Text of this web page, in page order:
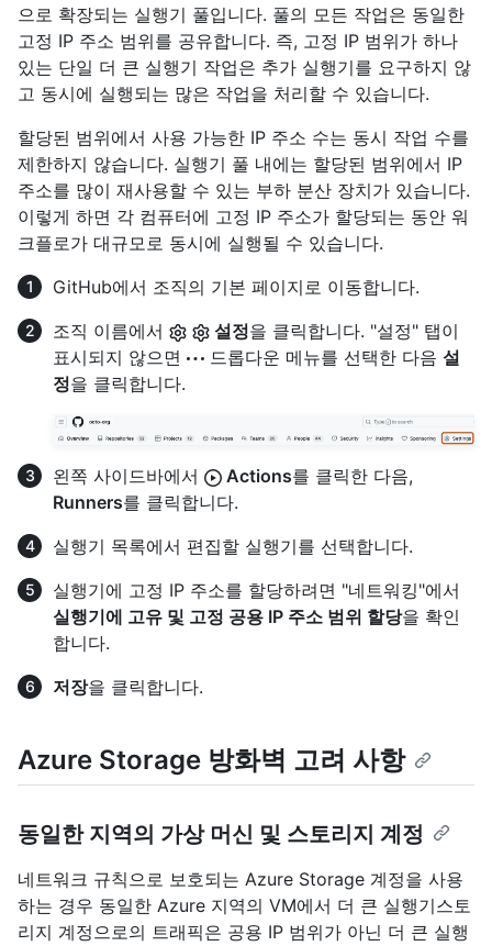
으로 확장되는 실행기 풀입니다. 풀의 모든 작업은 동일한
고정 IP 주소 범위를 공유합니다. 즉, 고정 IP 범위가 하나
있는 단일 더 큰 실행기 작업은 추가 실행기를 요구하지 않
고 동시에 실행되는 많은 작업을 처리할 수 있습니다.
할당된 범위에서 사용 가능한 IP 주소 수는 동시 작업 수를
제한하지 않습니다. 실행기 풀 내에는 할당된 범위에서 IP
주소를 많이 재사용할 수 있는 부하 분산 장치가 있습니다.
이렇게 하면 각 컴퓨터에 고정 IP 주소가 할당되는 동안 워
크플로가 대규모로 동시에 실행될 수 있습니다.
GitHub에서 조직의 기본 페이지로 이동합니다.
조직 이름에서
설정을 클릭합니다. "설정" 탭이
표시되지 않으면
드롭다운 메뉴를 선택한 다음 설
정을 클릭합니다.
왼쪽 사이드바에서 Actions를 클릭한 다음,
Runners를 클릭합니다.
실행기 목록에서 편집할 실행기를 선택합니다.
실행기에 고정 IP 주소를 할당하려면 "네트워킹"에서
실행기에 고유 및 고정 공용 IP 주소 범위 할당을 확인
합니다.
저장을 클릭합니다.
Azure Storage 방화벽 고려 사항
동일한 지역의 가상 머신 및 스토리지 계정
네트워크 규칙으로 보호되는 Azure Storage 계정을 사용
하는 경우 동일한 Azure 지역의 VM에서 더 큰 실행기스토
리지 계정으로의 트래픽은 공용 IP 범위가 아닌 더 큰 실행